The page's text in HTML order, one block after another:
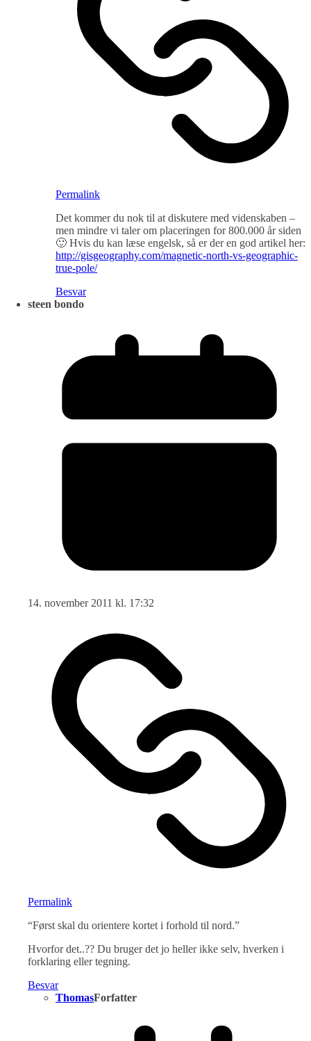
Permalink
Det kommer du nok til at diskutere med videnskaben –
men mindre vi taler om placeringen for 800.000 år siden
🙂 Hvis du kan læse engelsk, så er der en god artikel her:
http://gisgeography.com/magnetic-north-vs-geographic-
true-pole/
Besvar
steen bondo
14. november 2011 kl. 17:32
Permalink
“Først skal du orientere kortet i forhold til nord.”
Hvorfor det..?? Du bruger det jo heller ikke selv, hverken i
forklaring eller tegning.
Besvar
ThomasForfatter